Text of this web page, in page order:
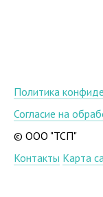
Политика
Согласие на
© ООО "ТСП"
Контакты Карта